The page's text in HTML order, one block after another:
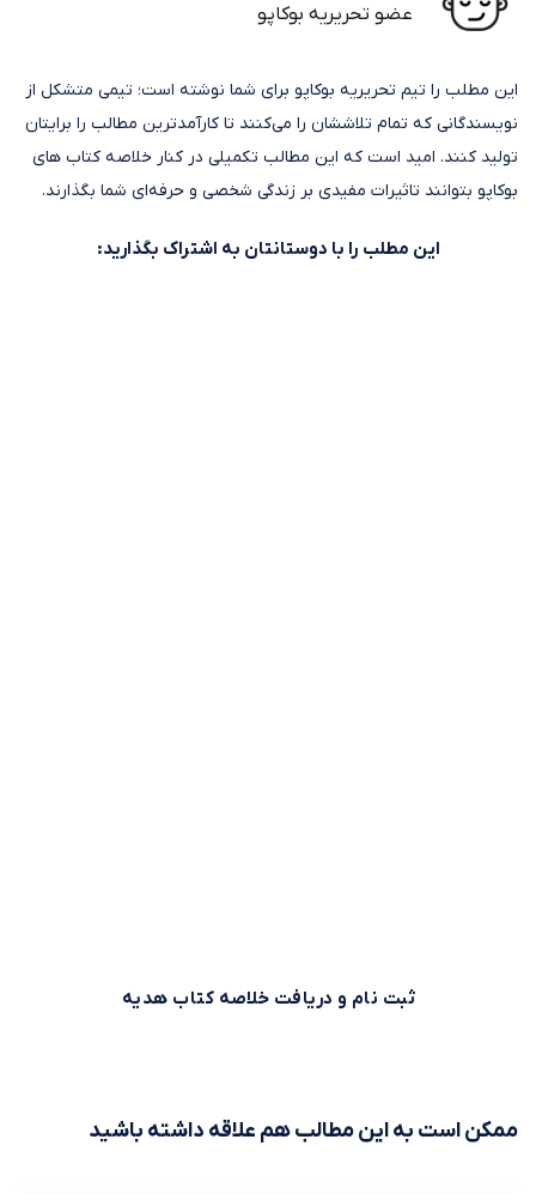
عضو تحریریه بوکاپو
این مطلب را تیم تحریریه بوکاپو برای شما نوشته است؛ تیمی متشکل از
نویسندگانی که تمام تلاششان را می‌کنند تا کارآمدترین مطالب را برایتان
تولید کنند. امید است که این مطالب تکمیلی در کنار خلاصه کتاب های
بوکاپو بتوانند تاثیرات مفیدی بر زندگی شخصی و حرفه‌ای شما بگذارند.
این مطلب را با دوستانتان به اشتراک بگذارید:
ثبت نام و دریافت خلاصه کتاب هدیه
ممکن است به این مطالب هم علاقه داشته باشید